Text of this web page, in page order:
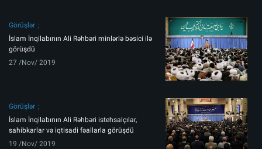
Görüşlər
İslam İnqilabının Ali Rəhbəri minlərlə bəsici ilə
görüşdü
27 /Nov/ 2019
Görüşlər
İslam İnqilabının Ali Rəhbəri istehsalçılar,
sahibkarlar və iqtisadi fəallarla görüşdü
19 /Nov/ 2019